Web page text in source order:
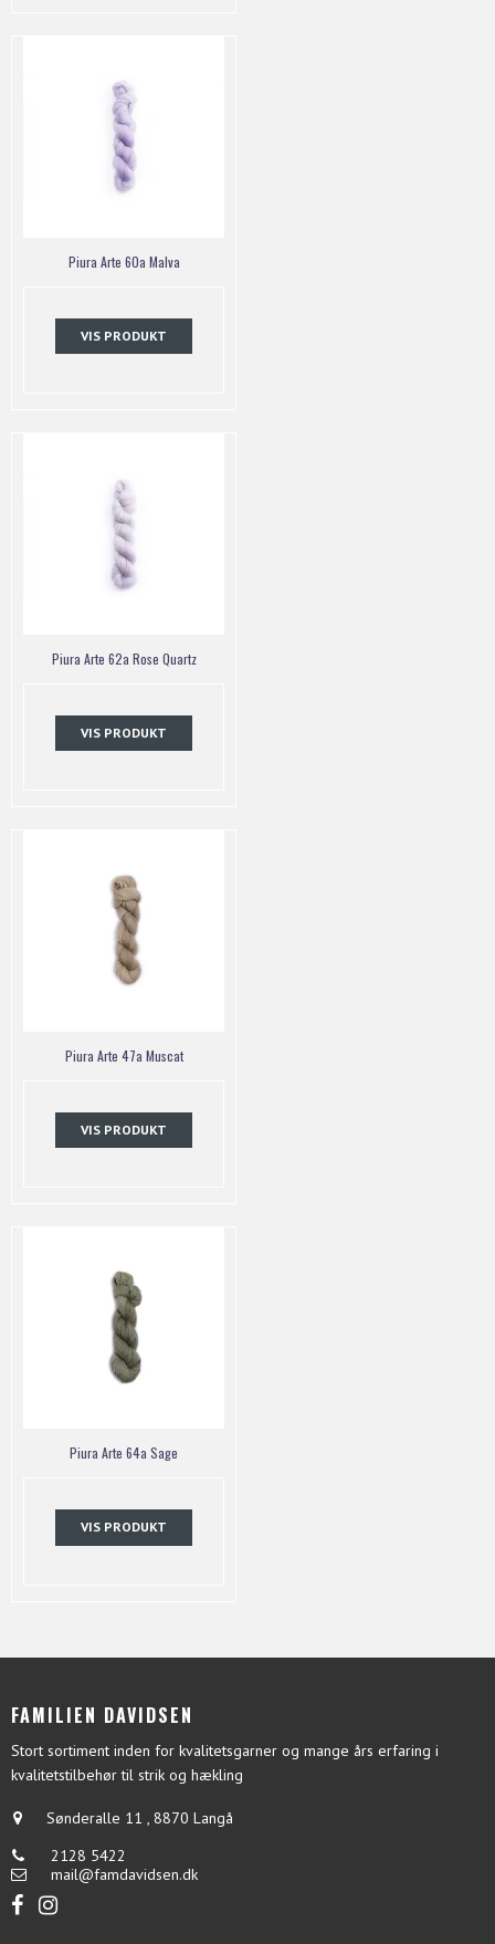
Piura Arte 60a Malva
VIS PRODUKT
Piura Arte 62a Rose Quartz
VIS PRODUKT
Piura Arte 47a Muscat
VIS PRODUKT
Piura Arte 64a Sage
VIS PRODUKT
FAMILIEN DAVIDSEN
Stort sortiment inden for kvalitetsgarner og mange års erfaring i
kvalitetstilbehør til strik og hækling
Sønderalle 11 , 8870 Langå
2128 5422
mail@famdavidsen.dk